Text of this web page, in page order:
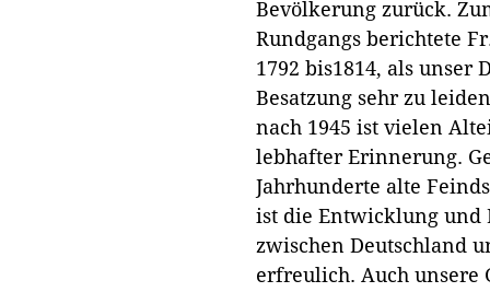
Bevölkerung zurück.
Rundgangs berichtete
1792 bis1814, als unser
Besatzung sehr zu
nach 1945 ist vielen
lebhafter Erinnerung.
Jahrhunderte alte
ist die Entwicklung und
zwischen Deutschland
erfreulich. Auch unsere